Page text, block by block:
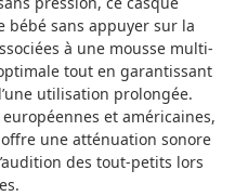
bébé sans appuyer sur la
à une mousse multi-
tout en garantissant
utilisation prolongée.
et américaines,
une atténuation sonore
des tout-petits lors